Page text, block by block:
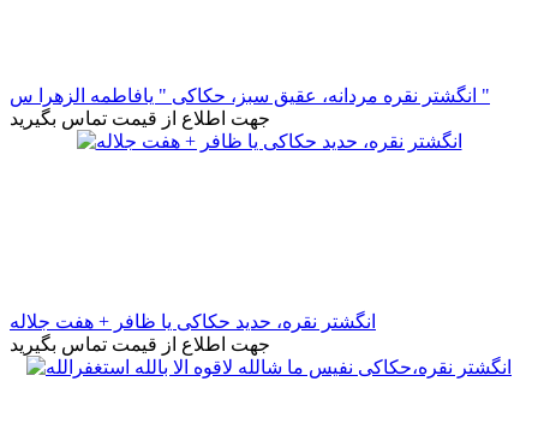
انگشتر نقره مردانه، عقیق سبز، حکاکی " یافاطمه الزهرا س "
جهت اطلاع از قیمت تماس بگیرید
انگشتر نقره، حدید حکاکی یا ظافر + هفت جلاله
جهت اطلاع از قیمت تماس بگیرید